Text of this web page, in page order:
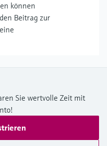
können
Beitrag zur
Sie wertvolle Zeit mit